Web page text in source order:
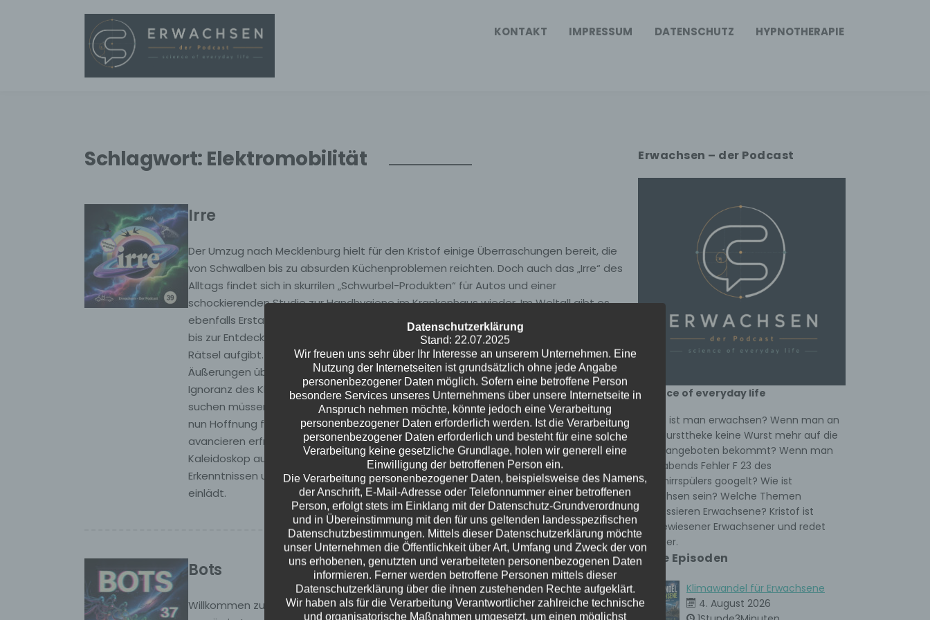
KONTAKT IMPRESSUM DATENSCHUTZ HYPNOTHERAPIE
Schlagwort: Elektromobilität
Irre
Der Umzug nach Mecklenburg hielt für den Kristof einige Überraschungen bereit, die
von Schwalben bis zu absurden Küchenproblemen reichten. Doch auch das „Irre“ des
Alltags findet sich in skurrilen „Schwurbel-Produkten“ für Autos und einer
schockierenden Studie zur Handhygiene im Krankenhaus wieder. Im Weltall gibt es
ebenfalls Erstaunliches: Von der Heilung einer Jupiter-Sonden-Kamera durch Erhitzung
bis zur Entdeckung eines unerklärlich großen Schwarzen Lochs, dessen Entstehung
Rätsel aufgibt. Gleichzeitig wird die Debatte um Elektromobilität mit fragwürdigen
Äußerungen über Marktfähigkeit befeuert, während die Wissenschaft erneut vor der
Ignoranz des Klimawandels warnt und Einwohner des InselstaatsTuvalu Klimaasyl
suchen müssen. Ein historisches Gutachten des Internationalen Gerichtshofs bietet
nun Hoffnung für vom Klimawandel betroffene Staaten, und Wärmepumpen
avancieren erfreulicherweise zum Bestseller. Diese Episode bietet ein facettenreiches
Kaleidoskop aus persönlichen Erlebnissen, bahnbrechenden wissenschaftlichen
Erkenntnissen und dem puren Alltagswahnsinn, das zum Nachdenken und Staunen
einlädt.
Bots
Willkommen zu “Bots”, wo Kristof nach Utes Abschied allein durch ein Umzugschaos
Erwachsen – der Podcast
science of everyday life
Wann ist man erwachsen? Wenn man an
der Wursttheke keine Wurst mehr auf die
Hand angeboten bekommt? Wenn man
spät abends Fehler F 23 des
Geschirrspülers googelt? Wie ist
Erwachsen sein? Welche Themen
interessieren Erwachsene? Kristof ist
ausgewiesener Erwachsener und redet
darüber.
Neue Episoden
Klimawandel für Erwachsene
4. August 2026
Datenschutzerklärung
Stand: 22.07.2025
Wir freuen uns sehr über Ihr Interesse an unserem Unternehmen. Eine
Nutzung der Internetseiten ist grundsätzlich ohne jede Angabe
personenbezogener Daten möglich. Sofern eine betroffene Person
besondere Services unseres Unternehmens über unsere Internetseite in
Anspruch nehmen möchte, könnte jedoch eine Verarbeitung
personenbezogener Daten erforderlich werden. Ist die Verarbeitung
personenbezogener Daten erforderlich und besteht für eine solche
Verarbeitung keine gesetzliche Grundlage, holen wir generell eine
Einwilligung der betroffenen Person ein.
Die Verarbeitung personenbezogener Daten, beispielsweise des Namens,
der Anschrift, E-Mail-Adresse oder Telefonnummer einer betroffenen
Person, erfolgt stets im Einklang mit der Datenschutz-Grundverordnung
und in Übereinstimmung mit den für uns geltenden landesspezifischen
Datenschutzbestimmungen. Mittels dieser Datenschutzerklärung möchte
unser Unternehmen die Öffentlichkeit über Art, Umfang und Zweck der von
uns erhobenen, genutzten und verarbeiteten personenbezogenen Daten
informieren. Ferner werden betroffene Personen mittels dieser
Datenschutzerklärung über die ihnen zustehenden Rechte aufgeklärt.
Wir haben als für die Verarbeitung Verantwortlicher zahlreiche technische
und organisatorische Maßnahmen umgesetzt, um einen möglichst